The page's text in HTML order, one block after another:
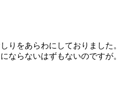
りをあらわにしておりました。
ならないはずもないのですが。